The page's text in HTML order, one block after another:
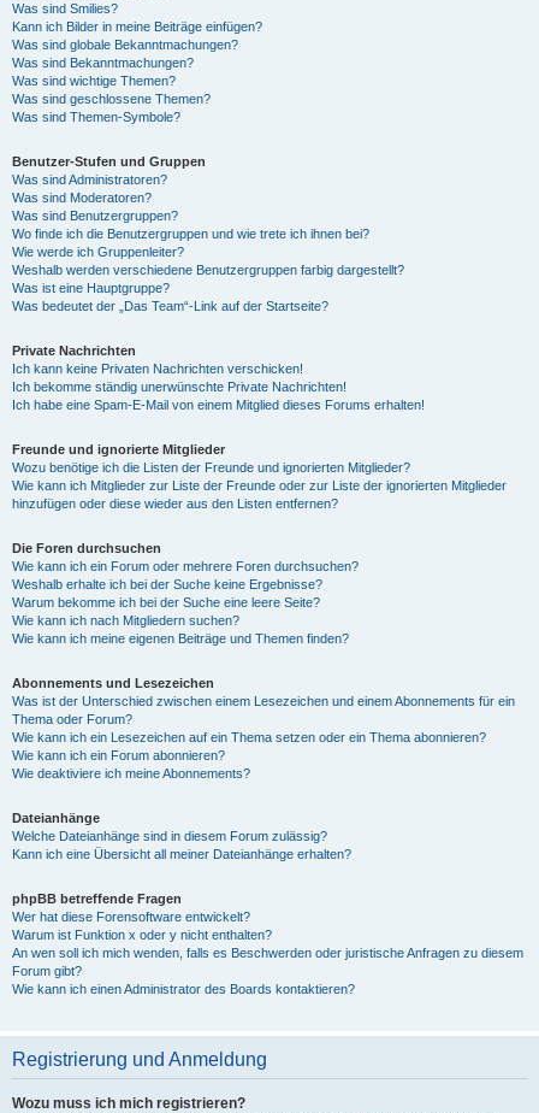
Was sind Smilies?
Kann ich Bilder in meine Beiträge einfügen?
Was sind globale Bekanntmachungen?
Was sind Bekanntmachungen?
Was sind wichtige Themen?
Was sind geschlossene Themen?
Was sind Themen-Symbole?
Benutzer-Stufen und Gruppen
Was sind Administratoren?
Was sind Moderatoren?
Was sind Benutzergruppen?
Wo finde ich die Benutzergruppen und wie trete ich ihnen bei?
Wie werde ich Gruppenleiter?
Weshalb werden verschiedene Benutzergruppen farbig dargestellt?
Was ist eine Hauptgruppe?
Was bedeutet der „Das Team“-Link auf der Startseite?
Private Nachrichten
Ich kann keine Privaten Nachrichten verschicken!
Ich bekomme ständig unerwünschte Private Nachrichten!
Ich habe eine Spam-E-Mail von einem Mitglied dieses Forums erhalten!
Freunde und ignorierte Mitglieder
Wozu benötige ich die Listen der Freunde und ignorierten Mitglieder?
Wie kann ich Mitglieder zur Liste der Freunde oder zur Liste der ignorierten Mitglieder
hinzufügen oder diese wieder aus den Listen entfernen?
Die Foren durchsuchen
Wie kann ich ein Forum oder mehrere Foren durchsuchen?
Weshalb erhalte ich bei der Suche keine Ergebnisse?
Warum bekomme ich bei der Suche eine leere Seite?
Wie kann ich nach Mitgliedern suchen?
Wie kann ich meine eigenen Beiträge und Themen finden?
Abonnements und Lesezeichen
Was ist der Unterschied zwischen einem Lesezeichen und einem Abonnements für ein
Thema oder Forum?
Wie kann ich ein Lesezeichen auf ein Thema setzen oder ein Thema abonnieren?
Wie kann ich ein Forum abonnieren?
Wie deaktiviere ich meine Abonnements?
Dateianhänge
Welche Dateianhänge sind in diesem Forum zulässig?
Kann ich eine Übersicht all meiner Dateianhänge erhalten?
phpBB betreffende Fragen
Wer hat diese Forensoftware entwickelt?
Warum ist Funktion x oder y nicht enthalten?
An wen soll ich mich wenden, falls es Beschwerden oder juristische Anfragen zu diesem
Forum gibt?
Wie kann ich einen Administrator des Boards kontaktieren?
Registrierung und Anmeldung
Wozu muss ich mich registrieren?